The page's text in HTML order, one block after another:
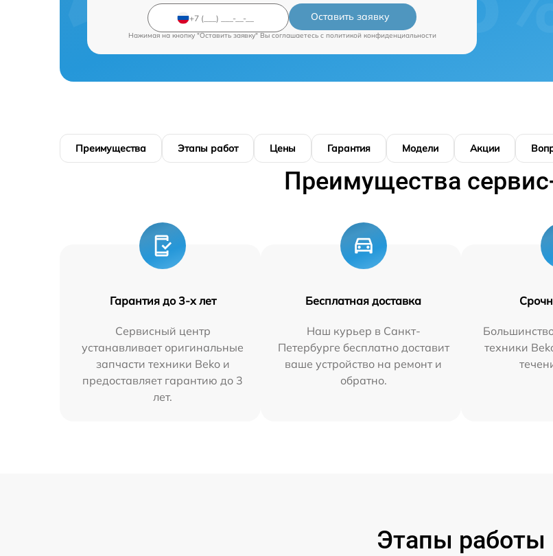
Оставить заявку
Нажимая на кнопку "Оставить заявку" Вы соглашаетесь c политикой конфиденциальности
Преимущества Этапы работ Цены Гарантия Модели Акции
Преимущества
Гарантия до 3-х лет
Сервисный центр
устанавливает оригинальные
запчасти техники Beko и
предоставляет гарантию до 3
лет.
Бесплатная доставка
Наш курьер в Санкт-
Петербурге бесплатно доставит
ваше устройство на ремонт и
обратно.
техники
Этапы работы